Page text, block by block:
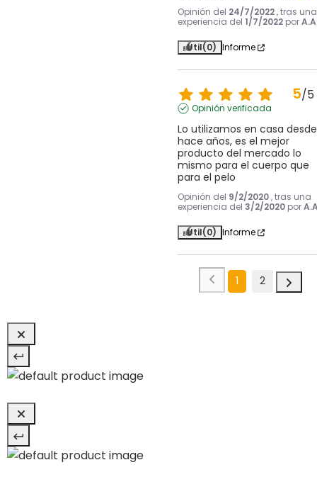
Opinión del 24/7/2022 , tras una
experiencia del 1/7/2022 por
Útil(0) Informe
5/5
Opinión verificada
Lo utilizamos en casa desde
hace años, es el mejor
producto del mercado lo
mismo para el cuerpo que
para el pelo
Opinión del 9/2/2020 , tras una
experiencia del 3/2/2020 por
Útil(0) Informe
1 2